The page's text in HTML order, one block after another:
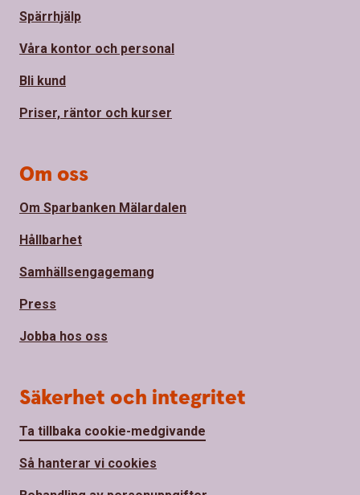
Spärrhjälp
Våra kontor och personal
Bli kund
Priser, räntor och kurser
Om oss
Om Sparbanken Mälardalen
Hållbarhet
Samhällsengagemang
Press
Jobba hos oss
Säkerhet och integritet
Ta tillbaka cookie-medgivande
Så hanterar vi cookies